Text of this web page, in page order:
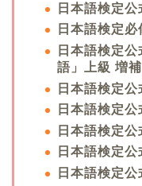
日本語検定
日本語検定
日本語検定
語」上級 増
日本語検定
日本語検定
日本語検定
日本語検定
日本語検定